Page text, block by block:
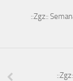
::Zgz::